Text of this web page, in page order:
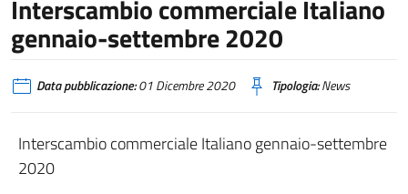
Interscambio commerciale Italiano
gennaio-settembre 2020
Data pubblicazione:01 Dicembre 2020 Tipologia:News
Interscambio commerciale Italiano gennaio-settembre
2020